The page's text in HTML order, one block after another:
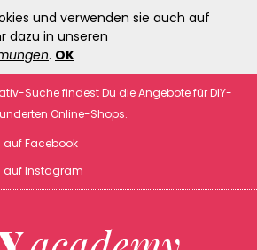
und verwenden sie auch auf
dazu in unseren
. OK
Suche findest Du die Angebote für DIY-
Online-Shops.
auf Facebook
auf Instagram